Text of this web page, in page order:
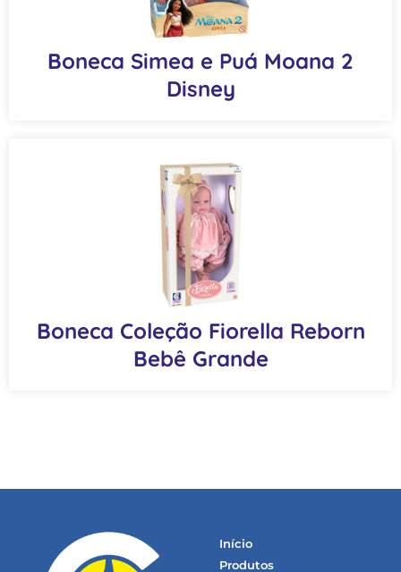
Boneca Simea e Puá Moana 2
Disney
Boneca Coleção Fiorella Reborn
Bebê Grande
Início
Produtos